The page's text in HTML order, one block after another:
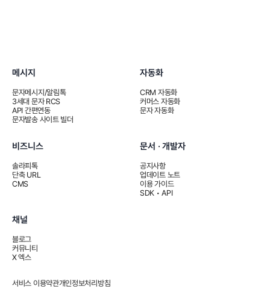
메시지
문자메시지/알림톡
3세대 문자 RCS
API 간편연동
문자발송 사이트 빌더
자동화
CRM 자동화
커머스 자동화
문자 자동화
비즈니스
솔라피톡
단축 URL
CMS
문서 · 개발자
공지사항
업데이트 노트
이용 가이드
SDK • API
채널
블로그
커뮤니티
X 엑스
서비스 이용약관개인정보처리방침